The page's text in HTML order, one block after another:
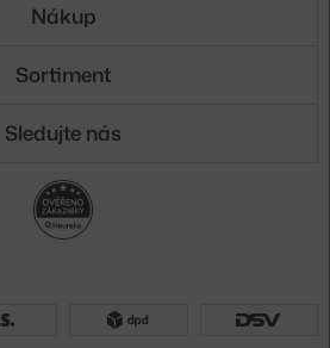
Nákup
Sortiment
Sledujte nás